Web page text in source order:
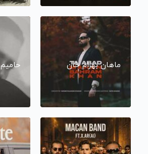
ماهان بهرام خان حامیم